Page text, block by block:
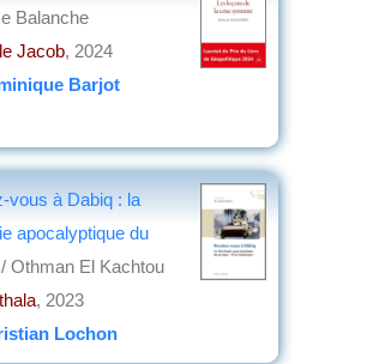
Balanche
Jacob, 2024
Barjot
vous à Dabiq : la
apocalyptique du
/ Othman El Kachtou
, 2023
Lochon